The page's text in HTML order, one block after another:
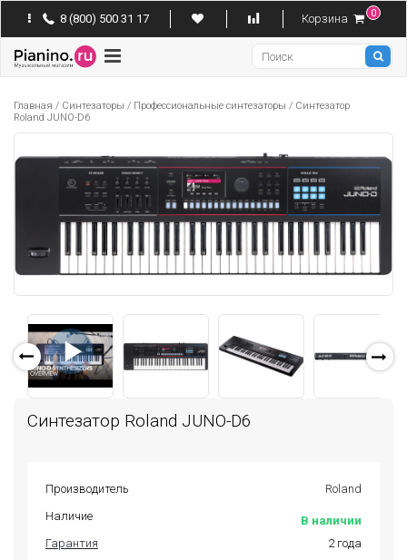
8 (800) 500 31 17 Корзина 0
Pianino
Главная / Синтезаторы / Профессиональные синтезаторы / Синтезатор
Roland JUNO-D6
Синтезатор Roland JUNO-D6
Производитель
Roland
Наличие
В наличии
Гарантия
2 года